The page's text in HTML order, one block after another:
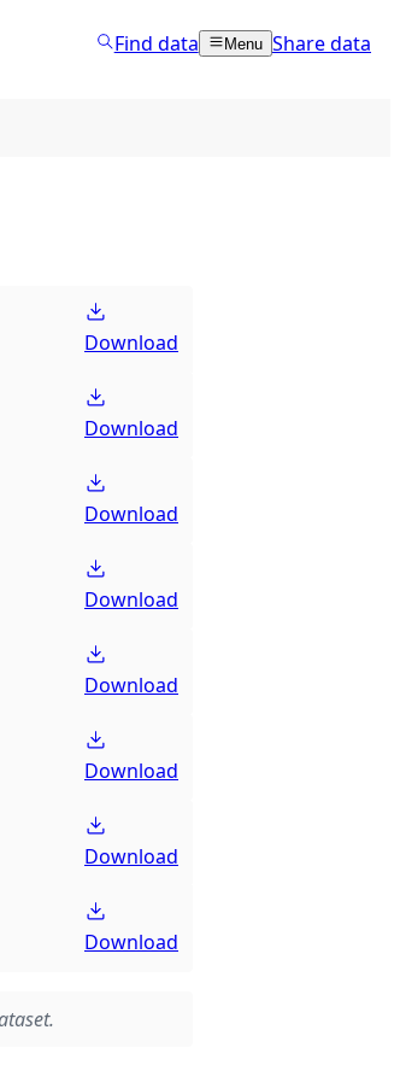
Find data Menu Share data
Download
Download
Download
Download
Download
Download
Download
Download